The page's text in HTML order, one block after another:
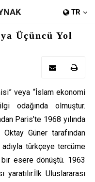
Üçüncü Yol
veya “İslam ekonomi
odağında olmuştur.
Paris’te 1968 yılında
Oktay Güner tarafından
türkçeye tercüme
esere dönüştü. 1963
yaratılır.İlk Uluslararası
TR